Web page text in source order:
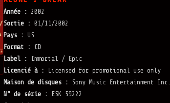
Année :
2002
Sortie : 01/11/2002
Pays : US
Format :
CD
Label :
Immortal / Epic
Licencié à :
Licensed for promotional use only
Maison de disques :
Sony Music Entertainment Inc.
N° de série :
ESK 59222